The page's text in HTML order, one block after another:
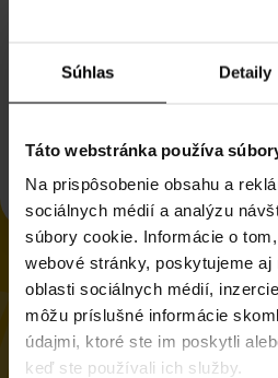
Súhlas Detaily
Táto webstránka používa
Na prispôsobenie obsahu a
sociálnych médií a analýzu
súbory cookie. Informácie o
webové stránky, poskytujeme aj
oblasti sociálnych médií,
môžu príslušné informácie
údajmi, ktoré ste im poskytli
keď ste používali ich služby.
Odpovieme do
Poslať